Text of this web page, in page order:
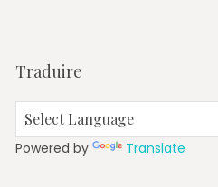
Traduire
Powered by Translate